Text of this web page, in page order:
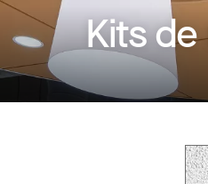
Kits de